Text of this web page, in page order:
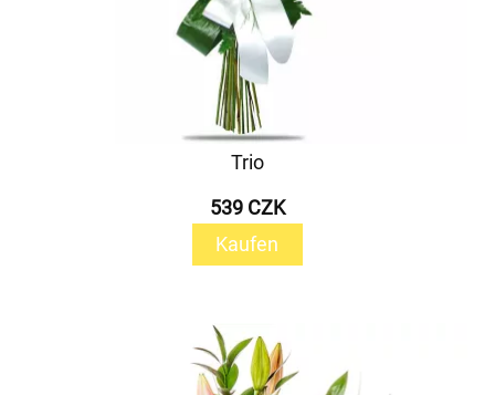
Trio
539 CZK
Kaufen